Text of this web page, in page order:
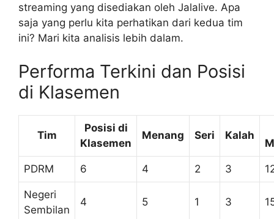
streaming yang disediakan oleh Jalalive. Apa
saja yang perlu kita perhatikan dari kedua tim
ini? Mari kita analisis lebih dalam.
Performa Terkini dan Posisi
di Klasemen
Tim
Posisi di
Klasemen
Menang Seri Kalah
PDRM 6 4 2 3
Negeri
Sembilan
4 5 1 3